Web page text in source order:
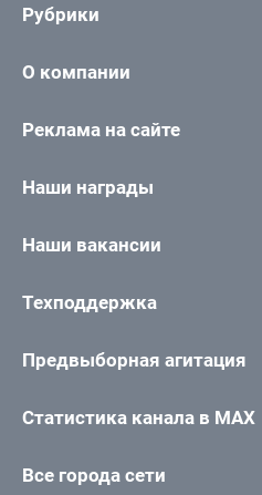
Рубрики
О компании
Реклама на сайте
Наши награды
Наши вакансии
Техподдержка
Предвыборная агитация
Статистика канала в MAX
Все города сети